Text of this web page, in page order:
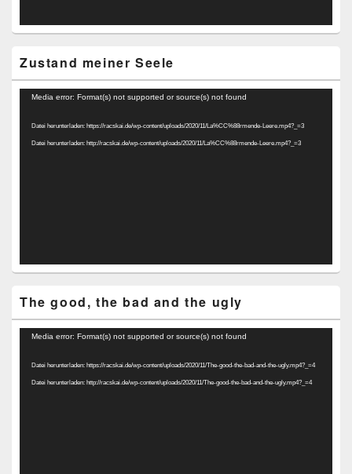
Zustand meiner Seele
Video-
Media error: Format(s) not supported or source(s) not found
Datei herunterladen: https://racskai.de/wp-content/uploads/2020/11/La%CC%88rmende-Leere.mp4?_=3
Datei herunterladen: http://racskai.de/wp-content/uploads/2020/11/La%CC%88rmende-Leere.mp4?_=3
The good, the bad and the ugly
Video-
Media error: Format(s) not supported or source(s) not found
Datei herunterladen: https://racskai.de/wp-content/uploads/2020/11/The-good-the-bad-and-the-ugly.mp4?_=4
Datei herunterladen: http://racskai.de/wp-content/uploads/2020/11/The-good-the-bad-and-the-ugly.mp4?_=4